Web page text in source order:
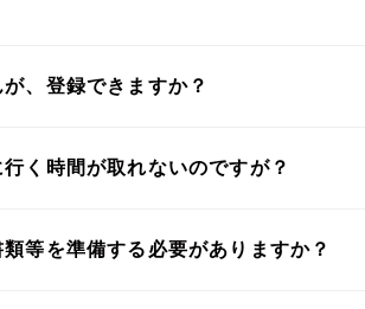
、登録できますか？
く時間が取れないのですが？
等を準備する必要がありますか？